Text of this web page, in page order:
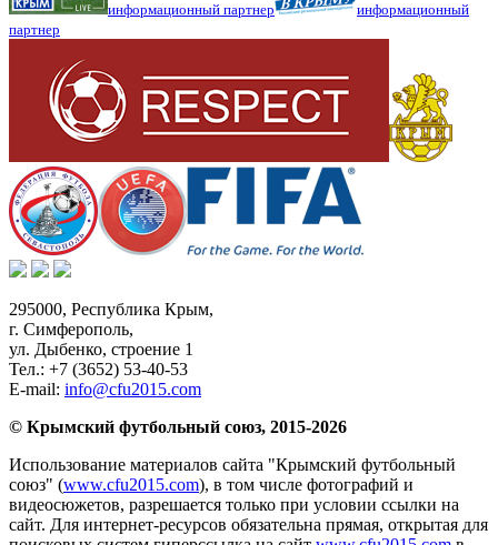
информационный партнер
информационный
партнер
295000, Республика Крым,
г. Симферополь,
ул. Дыбенко, строение 1
Тел.: +7 (3652) 53-40-53
E-mail: info@cfu2015.com
© Крымский футбольный союз, 2015-2026
Использование материалов сайта "Крымский футбольный
союз" (www.cfu2015.com), в том числе фотографий и
видеосюжетов, разрешается только при условии ссылки на
сайт. Для интернет-ресурсов обязательна прямая, открытая для